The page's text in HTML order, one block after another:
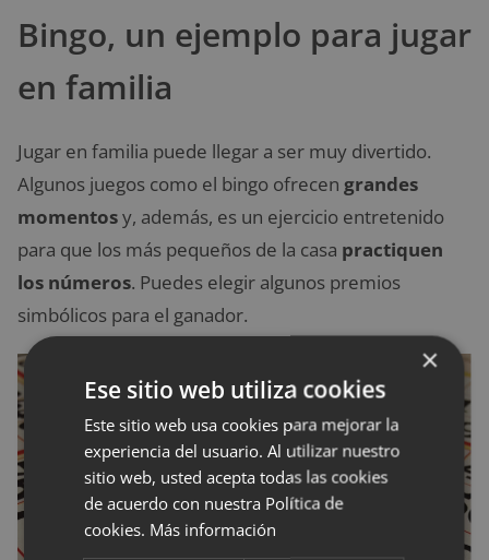
Bingo, un ejemplo para jugar
en familia
Jugar en familia puede llegar a ser muy divertido.
Algunos juegos como el bingo ofrecen grandes
momentosy, además, es un ejercicio entretenido
para que los más pequeños de la casa practiquen
los números. Puedes elegir algunos premios
simbólicos para el ganador.
×
Ese sitio web utiliza cookies
Este sitio web usa cookies para mejorar la
experiencia del usuario. Al utilizar nuestro
sitio web, usted acepta todas las cookies
de acuerdo con nuestra Política de
cookies. Más información